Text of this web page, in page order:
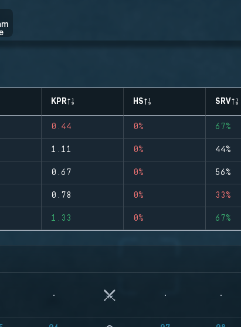
KPR HS SRV
0.44 0% 67%
1.11 0% 44%
0.67 0% 56%
0.78 0% 33%
1.33 0% 67%